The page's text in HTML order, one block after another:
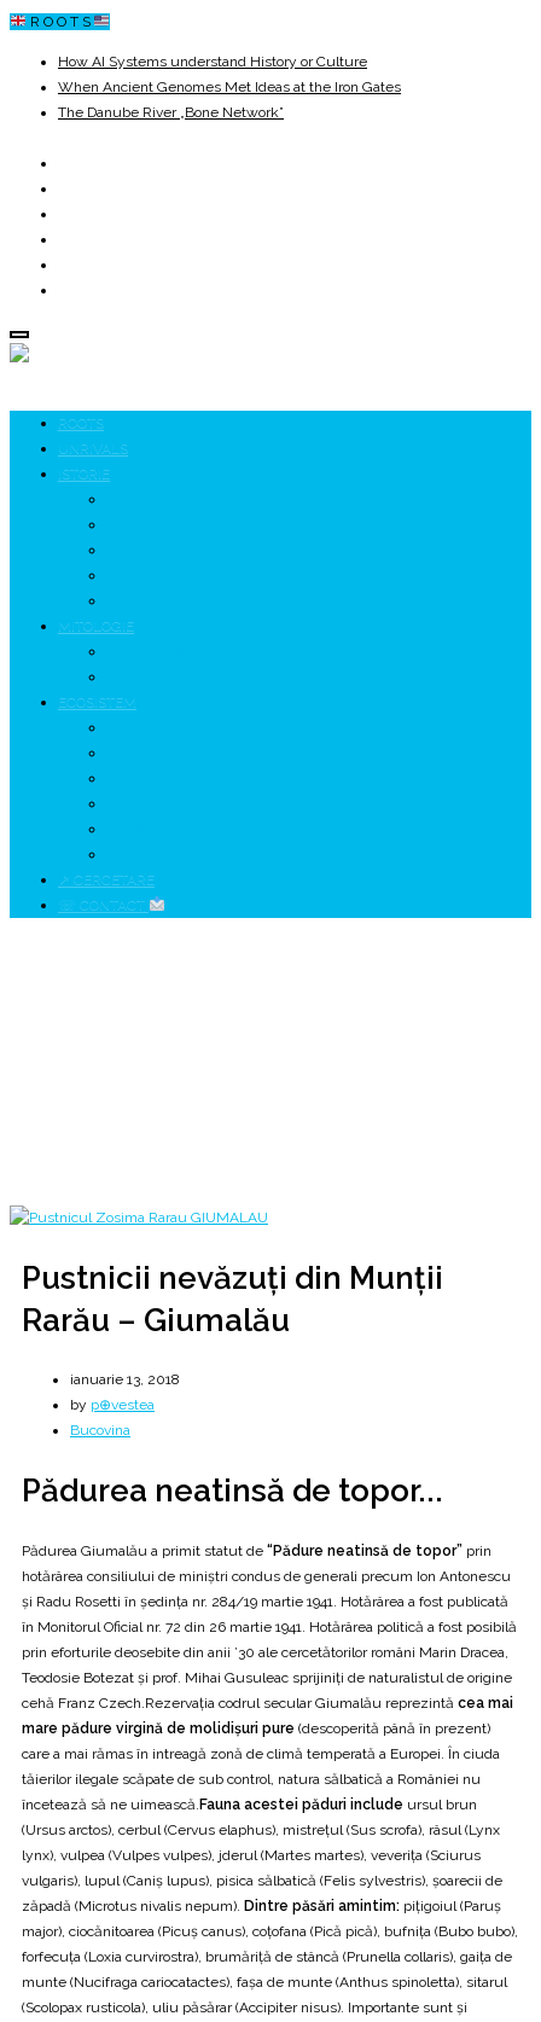
R O O T S
How AI Systems understand History or Culture
When Ancient Genomes Met Ideas at the Iron Gates
The Danube River „Bone Network”
ROOTS
UNRIVALS
ISTORIE
MITOLOGIE
ECOSISTEM
↗ CERCETARE
☏ CONTACT
Pustnicii nevăzuţi din Munţii
Rarău – Giumalău
ianuarie 13, 2018
by p⊕vestea
Bucovina
Pădurea neatinsă de topor...
Pădurea Giumalău a primit statut de “Pădure neatinsă de topor” prin
hotărârea consiliului de miniştri condus de generali precum Ion Antonescu
şi Radu Rosetti în şedinţa nr. 284/19 martie 1941. Hotărârea a fost publicată
în Monitorul Oficial nr. 72 din 26 martie 1941. Hotărârea politică a fost posibilă
prin eforturile deosebite din anii ’30 ale cercetătorilor români Marin Dracea,
Teodosie Botezat şi prof. Mihai Gusuleac sprijiniţi de naturalistul de origine
cehă Franz Czech.Rezervaţia codrul secular Giumalău reprezintă cea mai
mare pădure virgină de molidişuri pure (descoperită până în prezent)
care a mai rămas în intreagă zonă de climă temperată a Europei. În ciuda
tăierilor ilegale scăpate de sub control, natura sălbatică a României nu
încetează să ne uimească. Fauna acestei păduri include ursul brun
(Ursus arctos), cerbul (Cervus elaphus), mistreţul (Sus scrofa), râsul (Lynx
lynx), vulpea (Vulpes vulpes), jderul (Martes martes), veveriţa (Sciurus
vulgaris), lupul (Caniş lupus), pisica sălbatică (Felis sylvestris), şoarecii de
zăpadă (Microtus nivalis nepum). Dintre păsări amintim: piţigoiul (Paruş
major), ciocănitoarea (Picuş canus), coţofana (Pică pică), bufniţa (Bubo bubo),
forfecuţa (Loxia curvirostra), brumăriţă de stâncă (Prunella collaris), gaiţa de
munte (Nucifraga cariocatactes), faşa de munte (Anthus spinoletta), sitarul
(Scolopax rusticola), uliu păsărar (Accipiter nisus). Importante sunt şi